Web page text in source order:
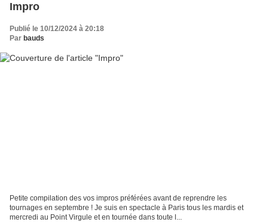
Impro
Publié le 10/12/2024 à 20:18
Par bauds
Petite compilation des vos impros préférées avant de reprendre les
tournages en septembre ! Je suis en spectacle à Paris tous les mardis et
mercredi au Point Virgule et en tournée dans toute l...